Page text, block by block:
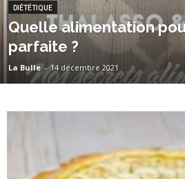
DIÉTÉTIQUE
Quelle alimentation
parfaite ?
La Bulle - 14 décembre 2021